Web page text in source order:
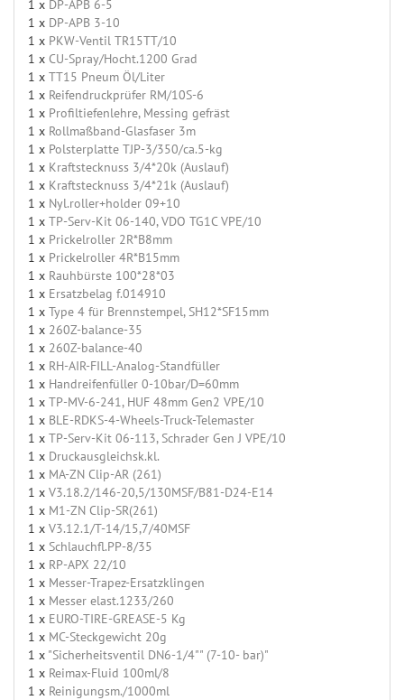
1 x DP-APB 6-5
1 x DP-APB 3-10
1 x PKW-Ventil TR15TT/10
1 x CU-Spray/Hocht.1200 Grad
1 x TT15 Pneum Öl/Liter
1 x Reifendruckprüfer RM/10S-6
1 x Profiltiefenlehre, Messing gefräst
1 x Rollmaßband-Glasfaser 3m
1 x Polsterplatte TJP-3/350/ca.5-kg
1 x Kraftstecknuss 3/4*20k (Auslauf)
1 x Kraftstecknuss 3/4*21k (Auslauf)
1 x Nyl.roller+holder 09+10
1 x TP-Serv-Kit 06-140, VDO TG1C VPE/10
1 x Prickelroller 2R*B8mm
1 x Prickelroller 4R*B15mm
1 x Rauhbürste 100*28*03
1 x Ersatzbelag f.014910
1 x Type 4 für Brennstempel, SH12*SF15mm
1 x 260Z-balance-35
1 x 260Z-balance-40
1 x RH-AIR-FILL-Analog-Standfüller
1 x Handreifenfüller 0-10bar/D=60mm
1 x TP-MV-6-241, HUF 48mm Gen2 VPE/10
1 x BLE-RDKS-4-Wheels-Truck-Telemaster
1 x TP-Serv-Kit 06-113, Schrader Gen J VPE/10
1 x Druckausgleichsk.kl.
1 x MA-ZN Clip-AR (261)
1 x V3.18.2/146-20,5/130MSF/B81-D24-E14
1 x M1-ZN Clip-SR(261)
1 x V3.12.1/T-14/15,7/40MSF
1 x Schlauchfl.PP-8/35
1 x RP-APX 22/10
1 x Messer-Trapez-Ersatzklingen
1 x Messer elast.1233/260
1 x EURO-TIRE-GREASE-5 Kg
1 x MC-Steckgewicht 20g
1 x "Sicherheitsventil DN6-1/4"" (7-10- bar)"
1 x Reimax-Fluid 100ml/8
1 x Reinigungsm./1000ml